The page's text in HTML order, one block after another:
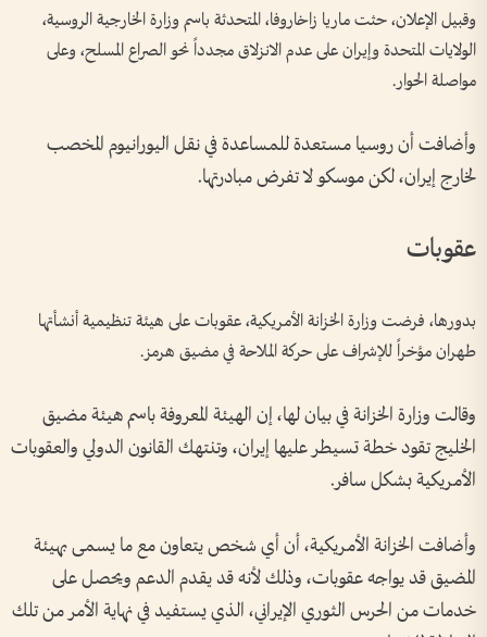
وقبيل الإعلان، حثت ​ماريا زاخاروفا، المتحدثة باسم وزارة الخارجية الروسية،
⁠الولايات المتحدة وإيران على ‌عدم الانزلاق ‌مجدداً نحو الصراع ‌المسلح، وعلى
مواصلة ‌الحوار.
وأضافت ‌أن روسيا مستعدة ​للمساعدة ‌في ​نقل ⁠اليورانيوم المخصب
لخارج ​إيران، ⁠لكن موسكو لا تفرض ⁠مبادرتها.
عقوبات
بدورها، فرضت وزارة الخزانة الأمريكية، عقوبات على هيئة تنظيمية أنشأتها
طهران مؤخراً للإشراف على حركة الملاحة في مضيق هرمز.
وقالت وزارة الخزانة في بيان لها، إن الهيئة المعروفة باسم هيئة مضيق
الخليج تقود خطة تسيطر عليها إيران، وتنتهك القانون الدولي والعقوبات
الأمريكية بشكل سافر.
وأضافت الخزانة الأمريكية، أن أي شخص يتعاون مع ما يسمى بهيئة
المضيق قد يواجه عقوبات، وذلك لأنه قد يقدم الدعم ويحصل على
خدمات من الحرس الثوري الإيراني، الذي يستفيد في نهاية الأمر من تلك